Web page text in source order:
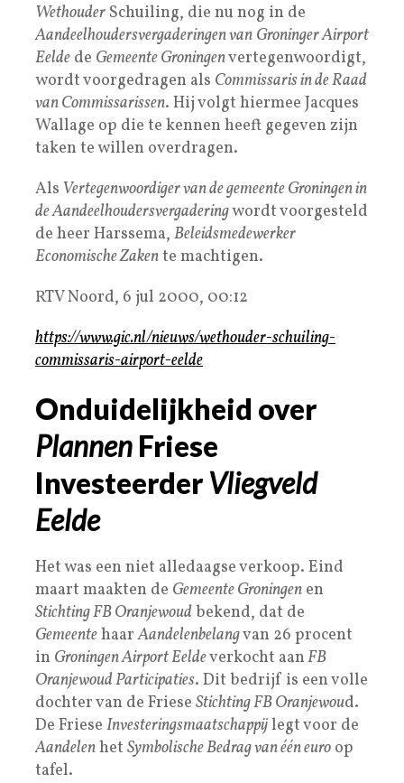
Wethouder Schuiling, die nu nog in de
Aandeelhoudersvergaderingen van Groninger Airport
Eelde de Gemeente Groningenvertegenwoordigt,
wordt voorgedragen als Commissaris in de Raad
van Commissarissen. Hij volgt hiermee Jacques
Wallage op die te kennen heeft gegeven zijn
taken te willen overdragen.
Als Vertegenwoordiger van de gemeente Groningen in
de Aandeelhoudersvergaderingwordt voorgesteld
de heer Harssema, Beleidsmedewerker
Economische Zakente machtigen.
RTV Noord, 6 jul 2000, 00:12
https://www.gic.nl/nieuws/wethouder-schuiling-
commissaris-airport-eelde
Onduidelijkheid over
Plannen Friese
Investeerder Vliegveld
Eelde
Het was een niet alledaagse verkoop. Eind
maart maakten de Gemeente Groningen en
Stichting FB Oranjewoudbekend, dat de
GemeentehaarAandelenbelangvan 26 procent
in Groningen Airport Eeldeverkocht aanFB
Oranjewoud Participaties. Dit bedrijf is een volle
dochter van de Friese Stichting FB Oranjewoud.
De Friese Investeringsmaatschappijlegt voor de
Aandelenhet Symbolische Bedrag van één euro op
tafel.